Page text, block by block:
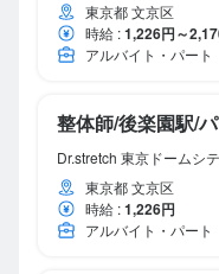
東京都 文京区
時給 :1,226円～
アルバイト・パート
整体師/後楽園駅/
Dr.stretch 東京ドームシ
東京都 文京区
時給 :1,226円
アルバイト・パート